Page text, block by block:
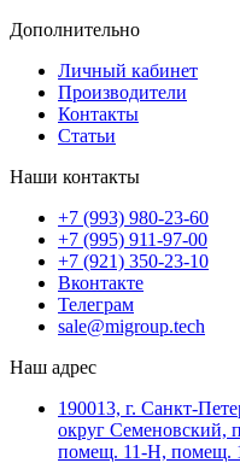
Дополнительно
Личный кабинет
Производители
Контакты
Статьи
Наши контакты
+7 (993) 980-23-60
+7 (995) 911-97-00
+7 (921) 350-23-10
Вконтакте
Телеграм
sale@migroup.tech
Наш адрес
190013, г. Санкт-
округ Семеновский,
помещ. 11-Н, помещ.